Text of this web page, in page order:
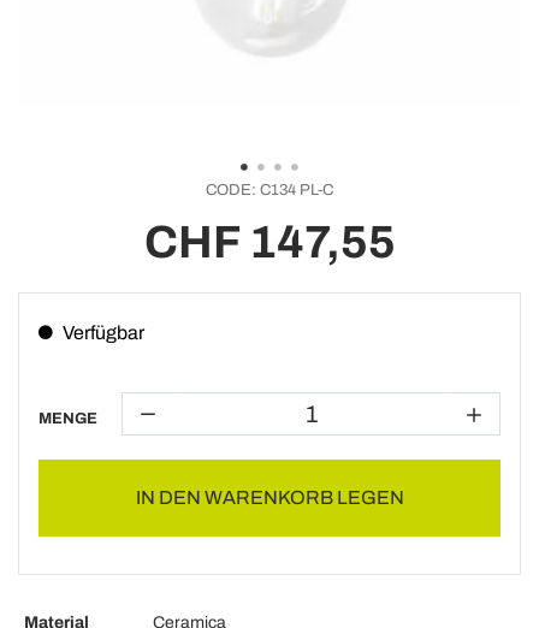
CODE: C134 PL-C
CHF 147,55
Verfügbar
MENGE
IN DEN WARENKORB LEGEN
Material
Ceramica